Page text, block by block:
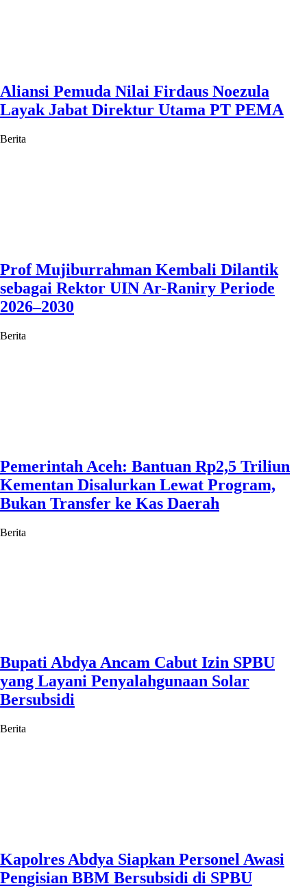
Aliansi Pemuda Nilai Firdaus Noezula
Layak Jabat Direktur Utama PT PEMA
Berita
Prof Mujiburrahman Kembali Dilantik
sebagai Rektor UIN Ar-Raniry Periode
2026–2030
Berita
Pemerintah Aceh: Bantuan Rp2,5 Triliun
Kementan Disalurkan Lewat Program,
Bukan Transfer ke Kas Daerah
Berita
Bupati Abdya Ancam Cabut Izin SPBU
yang Layani Penyalahgunaan Solar
Bersubsidi
Berita
Kapolres Abdya Siapkan Personel Awasi
Pengisian BBM Bersubsidi di SPBU